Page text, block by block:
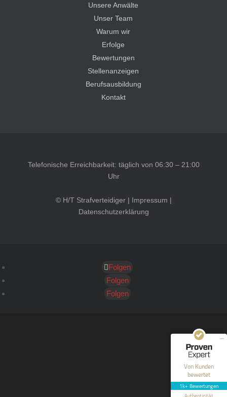
Unsere Anwälte
Unser Team
Warum wir
Erfolge
Bewertungen
Stellenanzeigen
Berufsausbildung
Kontakt
Telefonische Erreichbarkeit: täglich von 06:30 – 21:00
Uhr
© H/T Strafverteidiger | Impressum |
Datenschutzerklärung
Folgen
Folgen
Folgen
Von Kunden
bewertet
1k+ Bewertungen
Authentizität
Kundenbewertungen und Erfahrungen zu
SEHR GUT
40
Bewertungen auf
ProvenExpert.com
Blick aufs ProvenExpert-Profil werfen